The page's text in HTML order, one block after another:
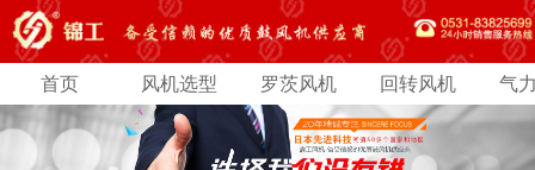
首页 风机选型 罗茨风机 回转风机 气